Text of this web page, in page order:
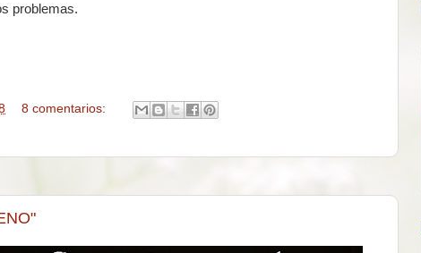
problemas.
8 comentarios: